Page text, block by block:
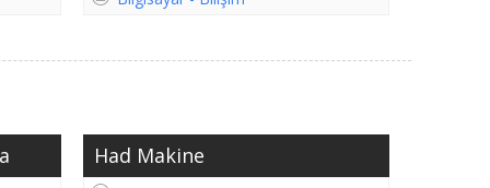
Had Makine